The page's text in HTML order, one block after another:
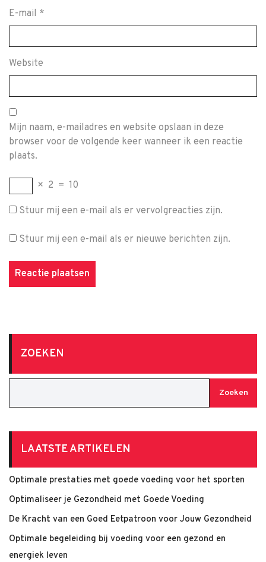
E-mail *
Website
Mijn naam, e-mailadres en website opslaan in deze
browser voor de volgende keer wanneer ik een reactie
plaats.
× 2 = 10
Stuur mij een e-mail als er vervolgreacties zijn.
Stuur mij een e-mail als er nieuwe berichten zijn.
ZOEKEN
Zoeken
LAATSTE ARTIKELEN
Optimale prestaties met goede voeding voor het sporten
Optimaliseer je Gezondheid met Goede Voeding
De Kracht van een Goed Eetpatroon voor Jouw Gezondheid
Optimale begeleiding bij voeding voor een gezond en
energiek leven